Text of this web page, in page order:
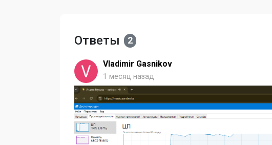
Ответы 2
Vladimir Gasnikov
1 месяц назад